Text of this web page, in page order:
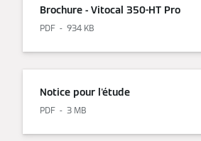
Brochure - Vitocal 350-HT Pro
PDF 934 KB
Notice pour l'étude
PDF 3 MB